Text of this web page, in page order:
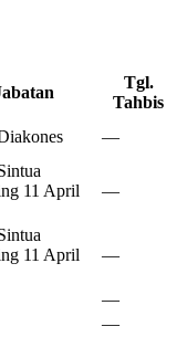
Tgl.
Tahbis
—
11 April
—
11 April
—
—
—